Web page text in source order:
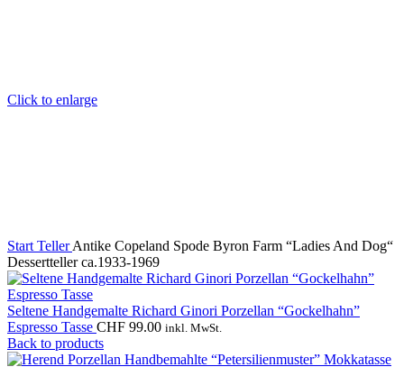
Click to enlarge
Start TellerAntike Copeland Spode Byron Farm “Ladies And Dog“
Dessertteller ca.1933-1969
Seltene Handgemalte Richard Ginori Porzellan “Gockelhahn”
Espresso Tasse CHF 99.00 inkl. MwSt.
Back to products